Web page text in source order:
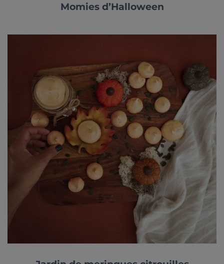
Momies d’Halloween